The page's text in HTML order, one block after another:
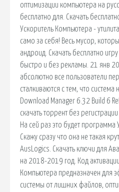
оптимизации компьютера на
бесплатно для. Скачать
Ускоритель Компьютера -
само за себя! Весь мусор,
андроид. Скачать бесплатно
быстро и без рекламы. 21 янв
абсолютно все пользователи
сталкиваются с тем, что
Download Manager 6.32 Build 6
скачать торрент без
На сей раз это будет программа
Скажу сразу что она не такая
AusLogics. Скачать ключи для
на 2018-2019 год. Код
Компьютера предназначен для
системы от лишних файлов,